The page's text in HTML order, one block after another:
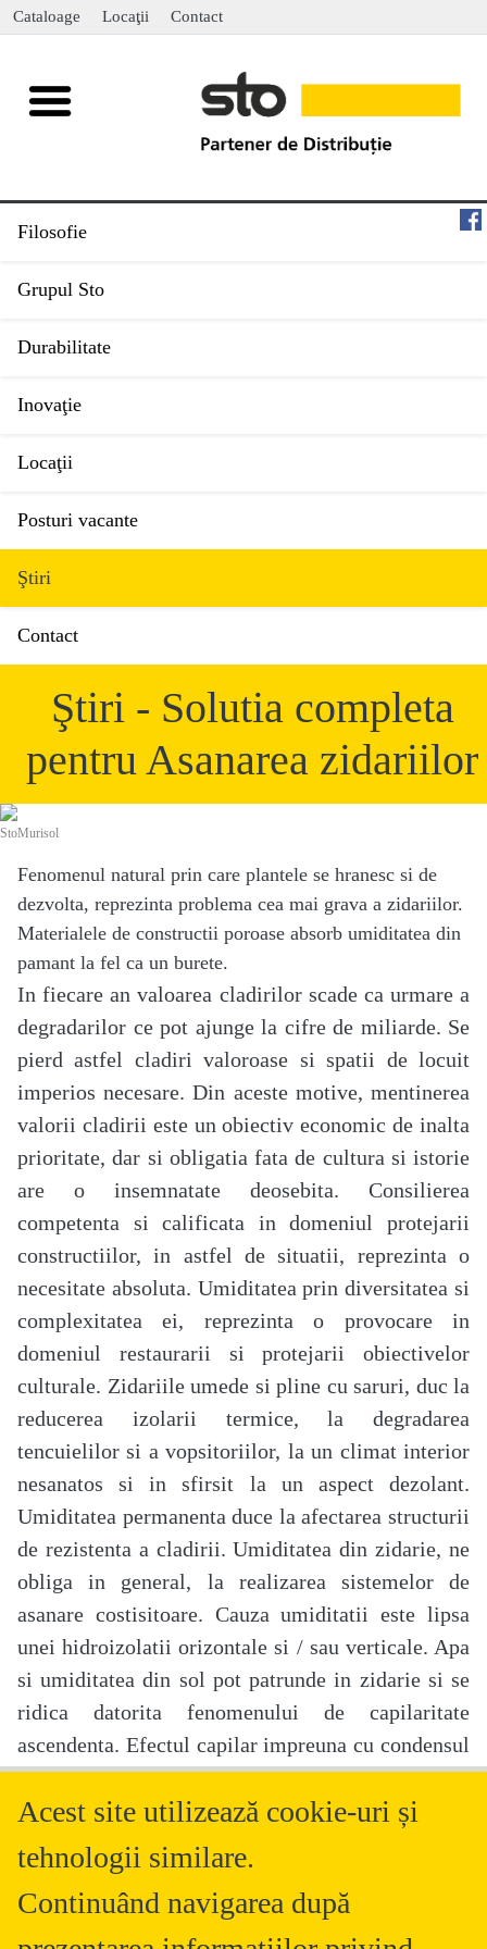
Cataloage Locaţii Contact
Filosofie
Grupul Sto
Durabilitate
Inovaţie
Locaţii
Posturi vacante
Ştiri
Contact
Ştiri - Solutia completa
pentru Asanarea zidariilor
StoMurisol
Fenomenul natural prin care plantele se hranesc si de
dezvolta, reprezinta problema cea mai grava a zidariilor.
Materialele de constructii poroase absorb umiditatea din
pamant la fel ca un burete.
In fiecare an valoarea cladirilor scade ca urmare a
degradarilor ce pot ajunge la cifre de miliarde. Se
pierd astfel cladiri valoroase si spatii de locuit
imperios necesare. Din aceste motive, mentinerea
valorii cladirii este un obiectiv economic de inalta
prioritate, dar si obligatia fata de cultura si istorie
are o insemnatate deosebita. Consilierea
competenta si calificata in domeniul protejarii
constructiilor, in astfel de situatii, reprezinta o
necesitate absoluta. Umiditatea prin diversitatea si
complexitatea ei, reprezinta o provocare in
domeniul restaurarii si protejarii obiectivelor
culturale. Zidariile umede si pline cu saruri, duc la
reducerea izolarii termice, la degradarea
tencuielilor si a vopsitoriilor, la un climat interior
nesanatos si in sfirsit la un aspect dezolant.
Umiditatea permanenta duce la afectarea structurii
de rezistenta a cladirii. Umiditatea din zidarie, ne
obliga in general, la realizarea sistemelor de
asanare costisitoare. Cauza umiditatii este lipsa
unei hidroizolatii orizontale si / sau verticale. Apa
si umiditatea din sol pot patrunde in zidarie si se
ridica datorita fenomenului de capilaritate
ascendenta. Efectul capilar impreuna cu condensul
si absorbtia higroscopica, este principala cauza
care determina distrugerea zidariilor. Un sistem
bine gandit va este prezentat de Sto: sistemul cu
impulsuri StoMurisol pentru aplicarea ulterioara a
unei izolatii orizontale. Sistemul a fost dezvoltat
avandu-se in vedere in special obtinerea unei
Acest site utilizează cookie-uri și
tehnologii similare.
Continuând navigarea după